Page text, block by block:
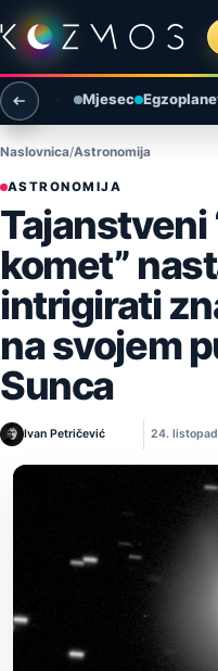
Preskoči na sadržaj
Otvori izbornik
Otvori pretragu
Mjesec
Naslovnica Astronomija
ASTRONOMIJA
Tajanstveni
komet”
intrigirati
na svojem
Sunca
Ivan Petričević 24.